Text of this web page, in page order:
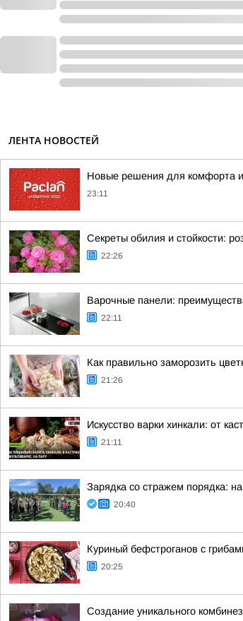
ЛЕНТА НОВОСТЕЙ
Новые решения для комфорта
23:11
Секреты обилия и стойкости:
22:26
Варочные панели:
22:11
Как правильно заморозить
21:26
Искусство варки хинкали: от
21:11
Зарядка со стражем порядка:
20:40
Куриный бефстроганов с
20:25
Создание уникального